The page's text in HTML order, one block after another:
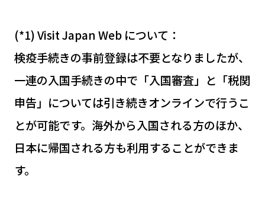
(*1) Visit Japan Web について：
検疫手続きの事前登録は不要となりましたが、
一連の入国手続きの中で「入国審査」と「税関
申告」については引き続きオンラインで行うこ
とが可能です。海外から入国される方のほか、
日本に帰国される方も利用することができま
す。